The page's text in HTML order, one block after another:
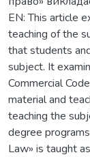
EN: This article
teaching of the
that students
subject. It
Commercial
material and
teaching the
degree
Law» is taught